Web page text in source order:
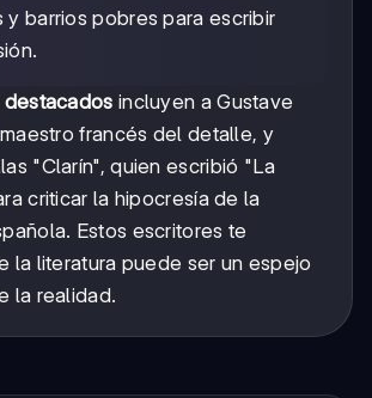
y barrios pobres para escribir
incluyen a Gustave
francés del detalle, y
"Clarín", quien escribió "La
criticar la hipocresía de la
Estos escritores te
la literatura puede ser un espejo
la realidad.